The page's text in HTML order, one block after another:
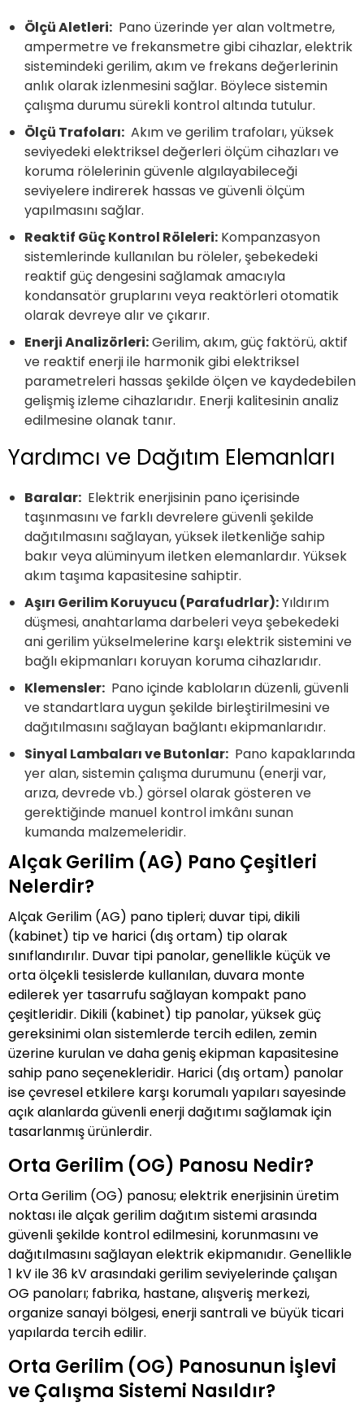
Ölçü Aletleri: Pano üzerinde yer alan voltmetre,
ampermetre ve frekansmetre gibi cihazlar, elektrik
sistemindeki gerilim, akım ve frekans değerlerinin
anlık olarak izlenmesini sağlar. Böylece sistemin
çalışma durumu sürekli kontrol altında tutulur.
Ölçü Trafoları: Akım ve gerilim trafoları, yüksek
seviyedeki elektriksel değerleri ölçüm cihazları ve
koruma rölelerinin güvenle algılayabileceği
seviyelere indirerek hassas ve güvenli ölçüm
yapılmasını sağlar.
Reaktif Güç Kontrol Röleleri: Kompanzasyon
sistemlerinde kullanılan bu röleler, şebekedeki
reaktif güç dengesini sağlamak amacıyla
kondansatör gruplarını veya reaktörleri otomatik
olarak devreye alır ve çıkarır.
Enerji Analizörleri:Gerilim, akım, güç faktörü, aktif
ve reaktif enerji ile harmonik gibi elektriksel
parametreleri hassas şekilde ölçen ve kaydedebilen
gelişmiş izleme cihazlarıdır. Enerji kalitesinin analiz
edilmesine olanak tanır.
Yardımcı ve Dağıtım Elemanları
Baralar: Elektrik enerjisinin pano içerisinde
taşınmasını ve farklı devrelere güvenli şekilde
dağıtılmasını sağlayan, yüksek iletkenliğe sahip
bakır veya alüminyum iletken elemanlardır. Yüksek
akım taşıma kapasitesine sahiptir.
Aşırı Gerilim Koruyucu (Parafudrlar):Yıldırım
düşmesi, anahtarlama darbeleri veya şebekedeki
ani gerilim yükselmelerine karşı elektrik sistemini ve
bağlı ekipmanları koruyan koruma cihazlarıdır.
Klemensler: Pano içinde kabloların düzenli, güvenli
ve standartlara uygun şekilde birleştirilmesini ve
dağıtılmasını sağlayan bağlantı ekipmanlarıdır.
Sinyal Lambaları ve Butonlar: Pano kapaklarında
yer alan, sistemin çalışma durumunu (enerji var,
arıza, devrede vb.) görsel olarak gösteren ve
gerektiğinde manuel kontrol imkânı sunan
kumanda malzemeleridir.
Alçak Gerilim (AG) Pano Çeşitleri
Nelerdir?
Alçak Gerilim (AG) pano tipleri; duvar tipi, dikili
(kabinet) tip ve harici (dış ortam) tip olarak
sınıflandırılır. Duvar tipi panolar, genellikle küçük ve
orta ölçekli tesislerde kullanılan, duvara monte
edilerek yer tasarrufu sağlayan kompakt pano
çeşitleridir. Dikili (kabinet) tip panolar, yüksek güç
gereksinimi olan sistemlerde tercih edilen, zemin
üzerine kurulan ve daha geniş ekipman kapasitesine
sahip pano seçenekleridir. Harici (dış ortam) panolar
ise çevresel etkilere karşı korumalı yapıları sayesinde
açık alanlarda güvenli enerji dağıtımı sağlamak için
tasarlanmış ürünlerdir.
Orta Gerilim (OG) Panosu Nedir?
Orta Gerilim (OG) panosu; elektrik enerjisinin üretim
noktası ile alçak gerilim dağıtım sistemi arasında
güvenli şekilde kontrol edilmesini, korunmasını ve
dağıtılmasını sağlayan elektrik ekipmanıdır. Genellikle
1 kV ile 36 kV arasındaki gerilim seviyelerinde çalışan
OG panoları; fabrika, hastane, alışveriş merkezi,
organize sanayi bölgesi, enerji santrali ve büyük ticari
yapılarda tercih edilir.
Orta Gerilim (OG) Panosunun İşlevi
ve Çalışma Sistemi Nasıldır?